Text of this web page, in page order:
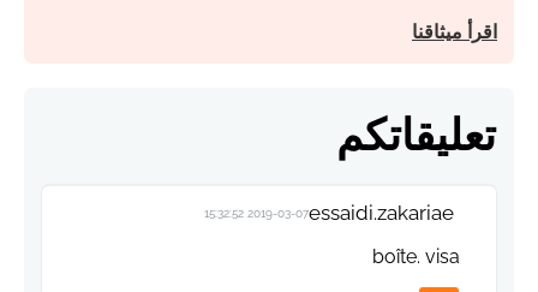
اقرأ ميثاقنا
تعليقاتكم
essaidi.zakariae
2019-03-07 15:32:52
boîte. visa